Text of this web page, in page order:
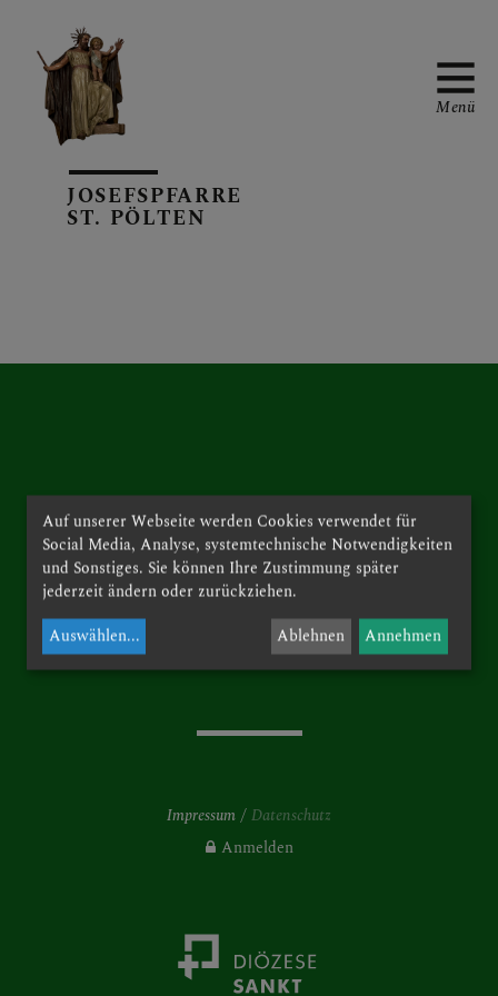
TERMINKALENDER
GOTTESDIENSTE
JOSEFSPFARRE
GRUPPEN & RUNDEN
GALERIE
JOSEFSPFARRE
ST. PÖLTEN
Menü
Pfarre St. Josef in St. Pölten
Josefstr. 46
3100 St. Pölten
Telefon: +43 (0) 2742 73218
Impressum
Datenschutz
Anmelden
Auf unserer Webseite werden Cookies verwendet für
Social Media, Analyse, systemtechnische Notwendigkeiten
und Sonstiges. Sie können Ihre Zustimmung später
jederzeit ändern oder zurückziehen.
Auswählen... Ablehnen Annehmen